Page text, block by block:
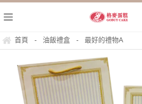
首頁 - 油飯禮盒 - 最好的禮物A